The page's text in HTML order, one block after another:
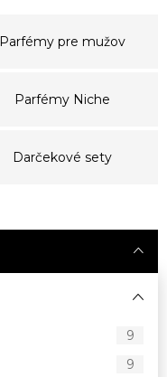
Parfémy pre mužov
Parfémy Niche
Darčekové sety
9
9